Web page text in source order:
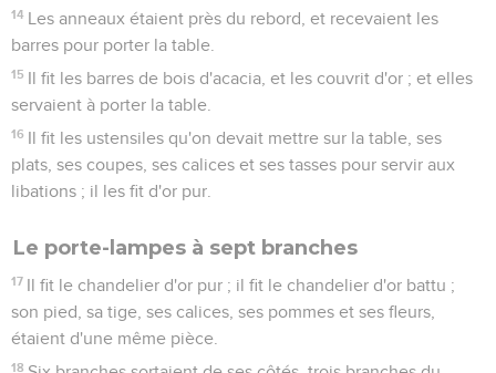
14 Les anneaux étaient près du rebord, et recevaient les
barres pour porter la table.
15 Il fit les barres de bois d'acacia, et les couvrit d'or ; et elles
servaient à porter la table.
16 Il fit les ustensiles qu'on devait mettre sur la table, ses
plats, ses coupes, ses calices et ses tasses pour servir aux
libations ; il les fit d'or pur.
Le porte-lampes à sept branches
17 Il fit le chandelier d'or pur ; il fit le chandelier d'or battu ;
son pied, sa tige, ses calices, ses pommes et ses fleurs,
étaient d'une même pièce.
18